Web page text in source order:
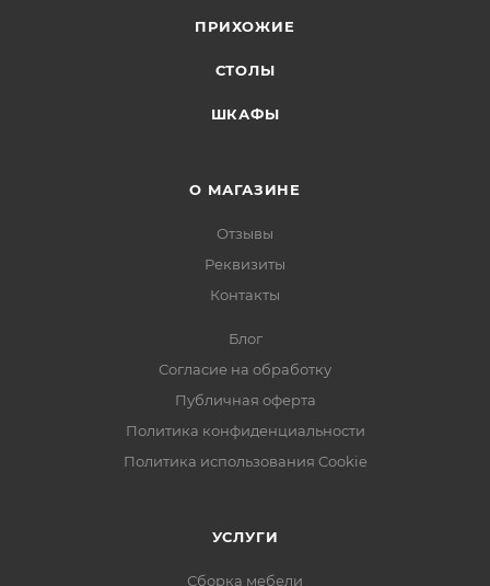
ПРИХОЖИЕ
СТОЛЫ
ШКАФЫ
О МАГАЗИНЕ
Отзывы
Реквизиты
Контакты
Блог
Согласие на обработку
Публичная оферта
Политика конфиденциальности
Политика использования Cookie
УСЛУГИ
Сборка мебели